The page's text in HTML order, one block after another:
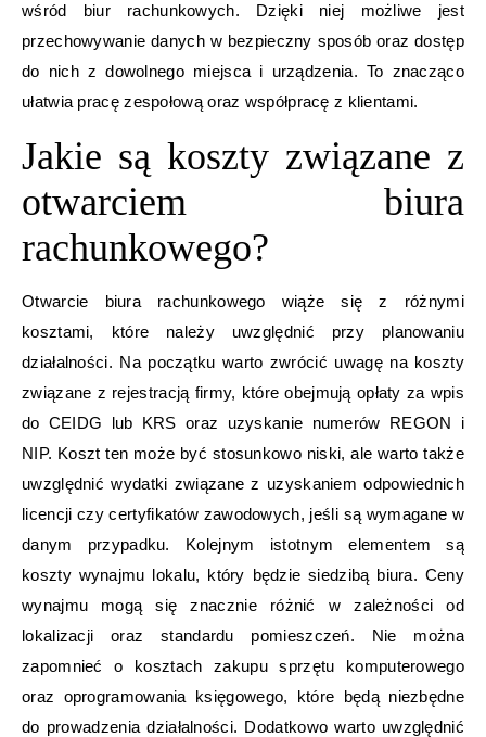
wśród biur rachunkowych. Dzięki niej możliwe jest
przechowywanie danych w bezpieczny sposób oraz dostęp
do nich z dowolnego miejsca i urządzenia. To znacząco
ułatwia pracę zespołową oraz współpracę z klientami.
Jakie są koszty związane z
otwarciem biura
rachunkowego?
Otwarcie biura rachunkowego wiąże się z różnymi
kosztami, które należy uwzględnić przy planowaniu
działalności. Na początku warto zwrócić uwagę na koszty
związane z rejestracją firmy, które obejmują opłaty za wpis
do CEIDG lub KRS oraz uzyskanie numerów REGON i
NIP. Koszt ten może być stosunkowo niski, ale warto także
uwzględnić wydatki związane z uzyskaniem odpowiednich
licencji czy certyfikatów zawodowych, jeśli są wymagane w
danym przypadku. Kolejnym istotnym elementem są
koszty wynajmu lokalu, który będzie siedzibą biura. Ceny
wynajmu mogą się znacznie różnić w zależności od
lokalizacji oraz standardu pomieszczeń. Nie można
zapomnieć o kosztach zakupu sprzętu komputerowego
oraz oprogramowania księgowego, które będą niezbędne
do prowadzenia działalności. Dodatkowo warto uwzględnić